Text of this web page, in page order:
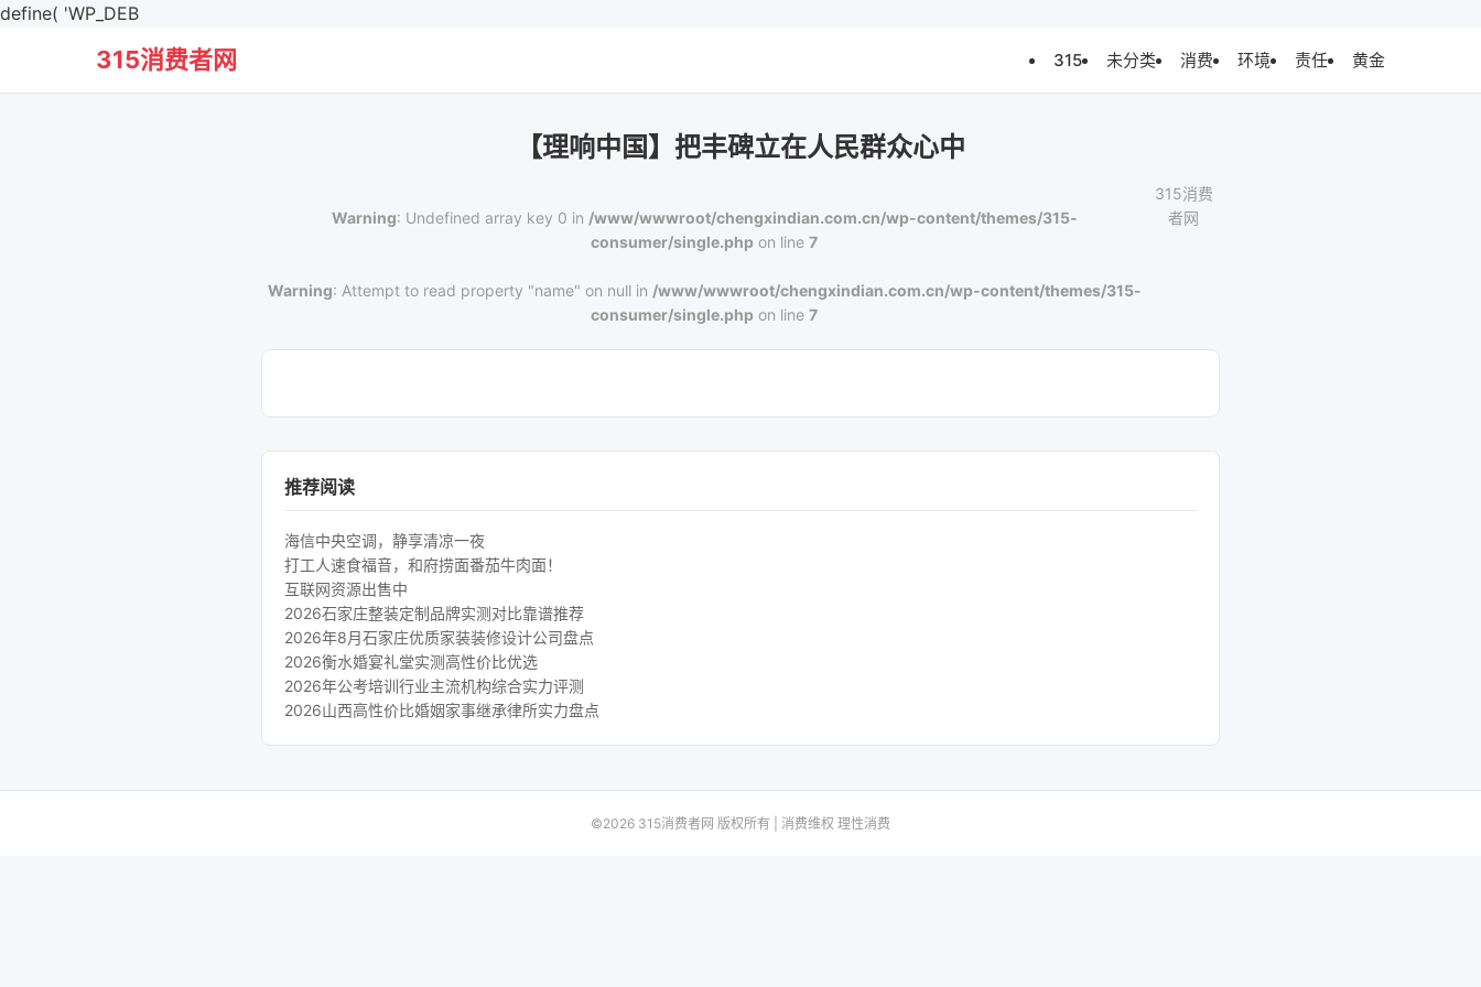
define( 'WP_DEB
315消费者网 315 未分类 消费 环境 责任 黄金
【理响中国】把丰碑立在人民群众心中
Warning: Undefined array key 0 in /www/wwwroot/chengxindian.com.cn/wp-content/themes/315-
consumer/single.php on line7
Warning: Attempt to read property "name" on null in /www/wwwroot/chengxindian.com.cn/wp-content/themes/315-
consumer/single.php on line7
315消费
者网
推荐阅读
海信中央空调，静享清凉一夜
打工人速食福音，和府捞面番茄牛肉面！
互联网资源出售中
2026石家庄整装定制品牌实测对比靠谱推荐
2026年8月石家庄优质家装装修设计公司盘点
2026衡水婚宴礼堂实测高性价比优选
2026年公考培训行业主流机构综合实力评测
2026山西高性价比婚姻家事继承律所实力盘点
©2026 315消费者网 版权所有 | 消费维权 理性消费